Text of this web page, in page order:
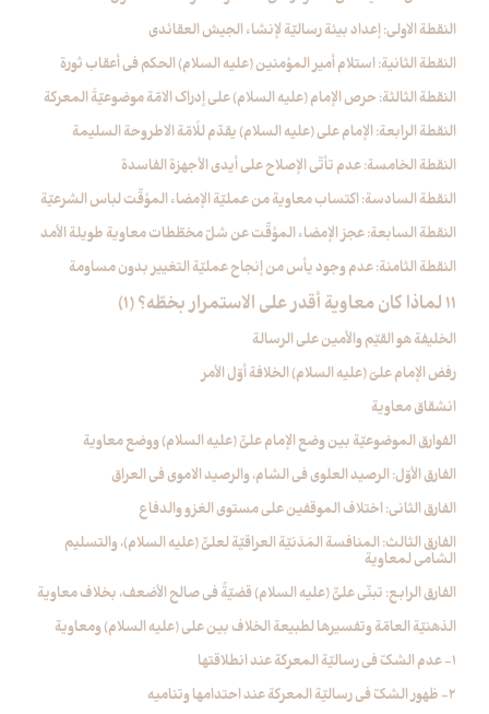
النقطة الاولى: إعداد بيئة رساليّة لإنشاء الجيش العقائدي
النقطة الثانية: استلام أمير المؤمنين (عليه السلام) الحكم في أعقاب ثورة
النقطة الثالثة: حرص الإمام (عليه السلام) على إدراك الامّة موضوعيّةَ المعركة
النقطة الرابعة: الإمام علي (عليه السلام) يقدّم للُامّة الاطروحة السليمة
النقطة الخامسة: عدم تأتّي الإصلاح على أيدي الأجهزة الفاسدة
النقطة السادسة: اكتساب معاوية من عمليّة الإمضاء المؤقّت لباس الشرعيّة
النقطة السابعة: عجز الإمضاء المؤقّت عن شلّ مخطّطات معاوية طويلة الأمد
النقطة الثامنة: عدم وجود يأس من إنجاح عمليّة التغيير بدون مساومة
11 لماذا كان معاوية أقدر على الاستمرار بخطّه؟ (1)
الخليفة هو القيّم والأمين على الرسالة
رفض الإمام عليّ (عليه السلام) الخلافة أوّل الأمر
انشقاق معاوية
الفوارق الموضوعيّة بين وضع الإمام عليٍّ (عليه السلام) ووضع معاوية
الفارق الأوّل: الرصيد العلوي في الشام، والرصيد الاموي في العراق
الفارق الثاني: اختلاف الموقفين على مستوى الغزو والدفاع
الفارق الثالث: المنافسة المَدَنيّة العراقيّة لعليٍّ (عليه السلام)، والتسليم
الشامي لمعاوية
الفارق الرابع: تبنّي عليٍّ (عليه السلام) قضيّةً في صالح الأضعف، بخلاف معاوية
الذهنيّة العامّة وتفسيرها لطبيعة الخلاف بين علي (عليه السلام) ومعاوية
1- عدم الشكّ في رساليّة المعركة عند انطلاقتها
2- ظهور الشكّ في رساليّة المعركة عند احتدامها وتناميه